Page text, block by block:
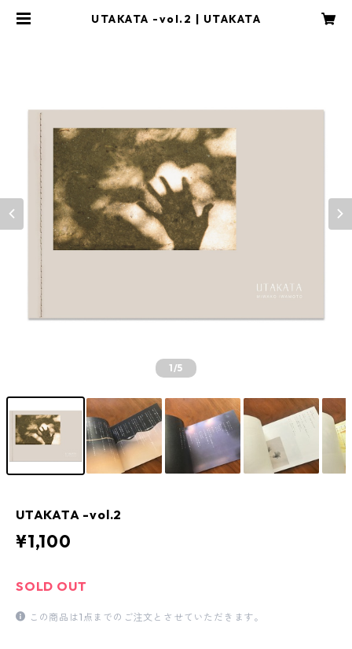
UTAKATA -vol.2 | UTAKATA
1/5
UTAKATA -vol.2
¥1,100
SOLD OUT
この商品は1点までのご注文とさせていただきます。